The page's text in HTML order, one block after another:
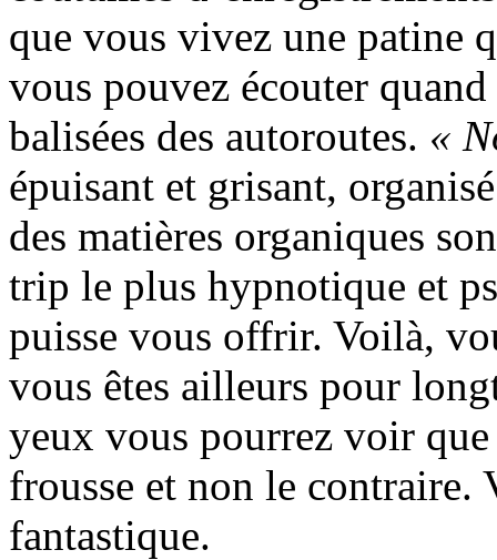
que vous vivez une patine
vous pouvez écouter
balisées des autoroutes. «
épuisant et grisant,
des matières organiques
trip le plus hypnotique et
puisse vous offrir. Voilà,
vous êtes ailleurs pour
yeux vous pourrez voir
frousse et non le contraire.
fantastique.